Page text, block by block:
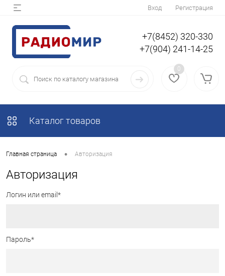
Вход Регистрация
+7(8452) 320-330
+7(904) 241-14-25
0
Каталог товаров
Главная страница • Авторизация
Авторизация
Логин или email*
Пароль*